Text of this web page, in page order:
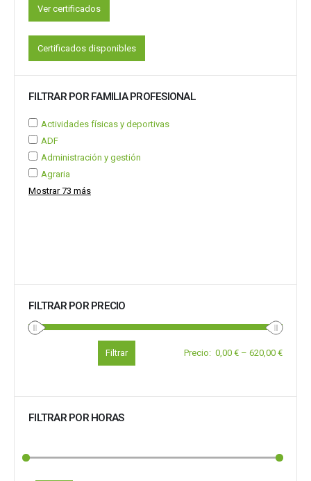
Ver certificados
Certificados disponibles
FILTRAR POR FAMILIA PROFESIONAL
Actividades físicas y deportivas
ADF
Administración y gestión
Agraria
Mostrar 73 más
FILTRAR POR PRECIO
Filtrar Precio: 0,00 € – 620,00 €
FILTRAR POR HORAS